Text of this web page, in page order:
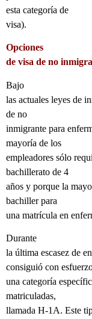
esta categoría de
visa).
Opciones
de visa de no
Bajo
las actuales leyes de
de no
inmigrante para
mayoría de los
empleadores sólo
bachillerato de 4
años y porque la
bachiller para
una matrícula en
Durante
la última escasez de
consiguió con
una categoría
matriculadas,
llamada H-1A. Este